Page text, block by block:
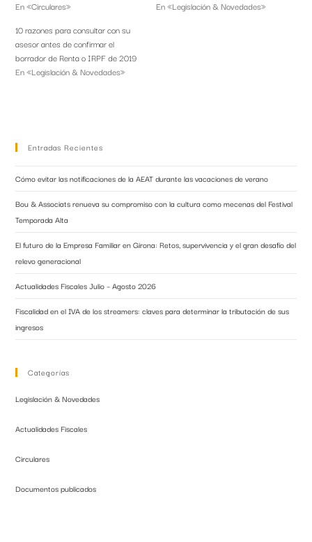
En «Circulares»
En «Legislación & Novedades»
10 razones para consultar con su
asesor antes de confirmar el
borrador de Renta o IRPF de 2019
En «Legislación & Novedades»
Entradas Recientes
Cómo evitar las notificaciones de la AEAT durante las vacaciones de verano
Bou & Associats renueva su compromiso con la cultura como mecenas del Festival
Temporada Alta
El futuro de la Empresa Familiar en Girona: Retos, supervivencia y el gran desafío del
relevo generacional
Actualidades Fiscales Julio – Agosto 2026
Fiscalidad en el IVA de los streamers: claves para determinar la tributación de sus
ingresos
Categorías
Legislación & Novedades
Actualidades Fiscales
Circulares
Documentos publicados